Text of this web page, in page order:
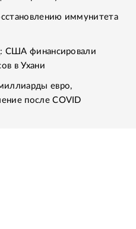
иммунитета
США финансировали
в Ухани
евро,
после COVID